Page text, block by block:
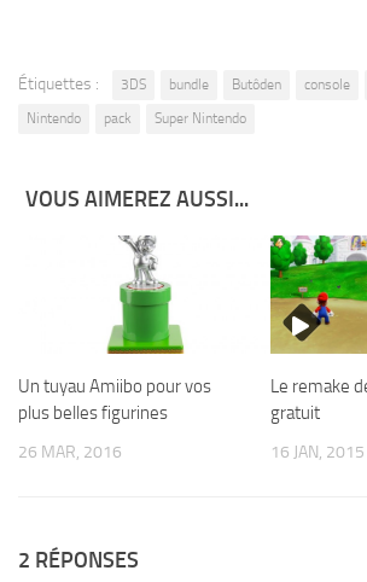
Étiquettes : 3DS bundle Butôden console
Nintendo
pack Super Nintendo
VOUS AIMEREZ AUSSI...
Un tuyau Amiibo pour vos
plus belles figurines
26 MAR, 2016
Le remake
gratuit
16 JAN, 2015
2 RÉPONSES